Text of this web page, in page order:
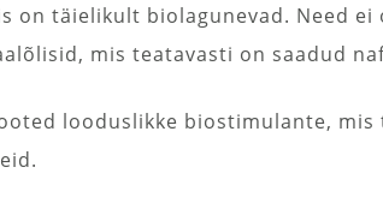
on täielikult biolagunevad. Need
mis teatavasti on saadud
looduslikke biostimulante, mis